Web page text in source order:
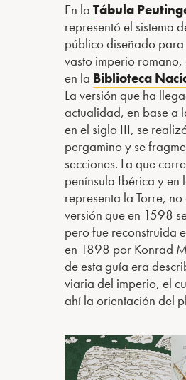
En laTábula
representó el sistema
público diseñado
vasto imperio
en la Biblioteca
La versión que ha
actualidad, en base a
en el siglo III, se
pergamino y se
secciones. La que
península Ibérica y en
representa la Torre,
versión que en 1598
pero fue reconstruida
en 1898 por Konrad
de esta guía era
viaria del imperio, el
ahí la orientación del